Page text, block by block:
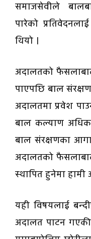
समाजसेवीले
पारेको
थियो ।
अदालतको
पाएपछि बाल
अदालतमा प्रवेश
बाल कल्याण
बाल संरक्षणका
अदालतको
स्थापित हुनेमा हामी
यही विषयलाई
अदालत पाटन